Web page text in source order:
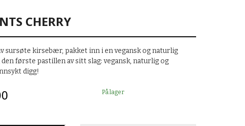
CHERRY
sursøte kirsebær, pakket inn i en vegansk og naturlig
første pastillen av sitt slag: vegansk, naturlig og
digg!
På lager